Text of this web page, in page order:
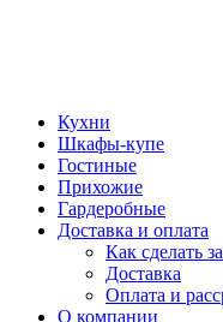
Кухни
Шкафы-купе
Гостиные
Прихожие
Гардеробные
Доставка и оплата
Как сделать
Доставка
Оплата и
О компании